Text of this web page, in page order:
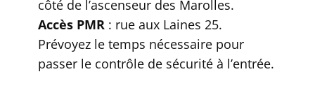
côté de l’ascenseur des Marolles.
Accès PMR : rue aux Laines 25.
Prévoyez le temps nécessaire pour
passer le contrôle de sécurité à l’entrée.